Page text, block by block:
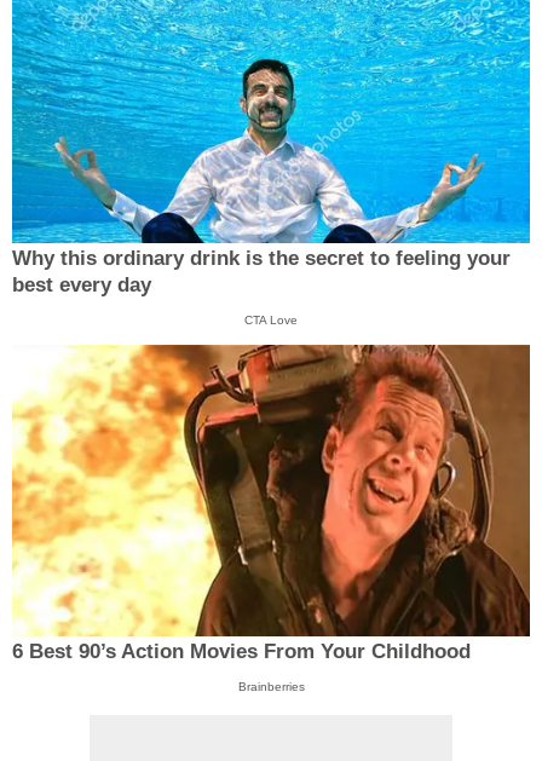
Why this ordinary drink is the secret to feeling your
best every day
CTA Love
6 Best 90’s Action Movies From Your Childhood
Brainberries